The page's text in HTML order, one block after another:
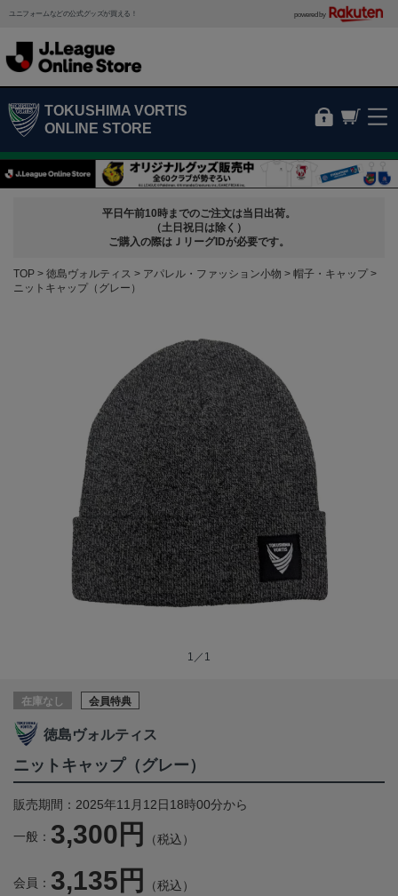
ユニフォームなどの公式グッズが買える！ powered by
TOKUSHIMA VORTIS
ONLINE STORE
平日午前10時までのご注文は当日出荷。
（土日祝日は除く）
ご購入の際はＪリーグIDが必要です。
TOP 徳島ヴォルティス アパレル・ファッション小物
帽子・キャップ
ニットキャップ（グレー）
1／1
在庫なし 会員特典
徳島ヴォルティス
ニットキャップ（グレー）
販売期間：2025年11月12日18時00分から
一般： 3,300円 （税込）
会員： 3,135円 （税込）